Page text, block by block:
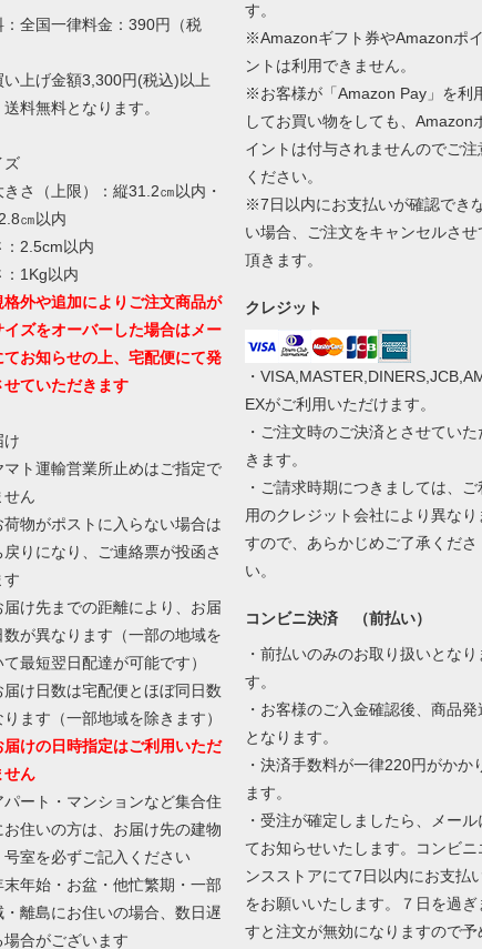
：全国一律料金：390円（税
い上げ金額3,300円(税込)以上
送料無料となります。
ズ
きさ（上限）：縦31.2㎝以内・
㎝以内
：2.5cm以内
：1Kg以内
外や追加によりご注文商品が
イズをオーバーした場合はメー
てお知らせの上、宅配便にて発
せていただきます
け
マト運輸営業所止めはご指定で
せん
荷物がポストに入らない場合は
戻りになり、ご連絡票が投函さ
す
届け先までの距離により、お届
数が異なります（一部の地域を
て最短翌日配達が可能です）
届け日数は宅配便とほぼ同日数
ります（一部地域を除きます）
届けの日時指定はご利用いただ
せん
パート・マンションなど集合住
お住いの方は、お届け先の建物
号室を必ずご記入ください
末年始・お盆・他忙繁期・一部
・離島にお住いの場合、数日遅
場合がございます
す。
※Amazonギフト券やAmazonポ
ントは利用できません。
※お客様が「Amazon Pay」を利
してお買い物をしても、Amazon
イントは付与されませんのでご注
ください。
※7日以内にお支払いが確認でき
い場合、ご注文をキャンセルさせ
頂きます。
クレジット
・
EXがご利用いただけます。
・ご注文時のご決済とさせていた
きます。
・ご請求時期につきましては、ご
用のクレジット会社により異なり
すので、あらかじめご了承くださ
い。
コンビニ決済 （前払い）
・前払いのみのお取り扱いとなり
す。
・お客様のご入金確認後、商品発
となります。
・決済手数料が一律220円がかか
ます。
・受注が確定しましたら、メール
てお知らせいたします。コンビニ
ンスストアにて7日以内にお支払
をお願いいたします。７日を過ぎ
すと注文が無効になりますので予